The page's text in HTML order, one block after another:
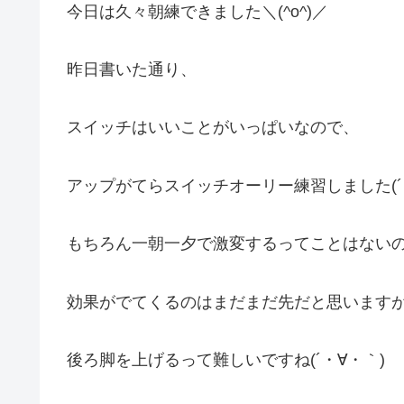
今日は久々朝練できました＼(^o^)／
昨日書いた通り、
スイッチはいいことがいっぱいなので、
アップがてらスイッチオーリー練習しました
もちろん一朝一夕で激変するってことはないの
効果がでてくるのはまだまだ先だと思いますが
後ろ脚を上げるって難しいですね(´・∀・｀)